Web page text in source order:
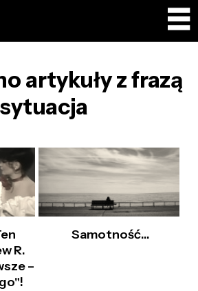
artykuły z frazą
sytuacja
R.
–
Samotność...